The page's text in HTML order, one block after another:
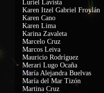
Luriel Lavista
Karen Itzel Gabriel Froylán
Karen Cano
Karen Lima
Karina Zavaleta
Marcelo Cruz
Marcos Leiva
Mauricio Rodríguez
Merari Lugo Ocaña
María Alejandra Buelvas
María del Mar Tizón
Martina Cruz